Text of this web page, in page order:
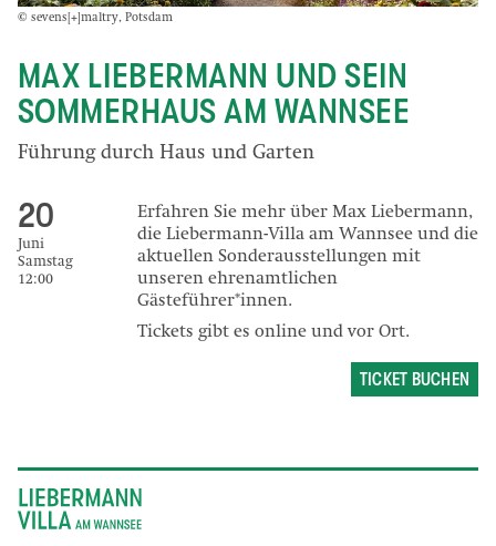
© sevens[+]maltry, Potsdam
MAX LIEBERMANN UND SEIN
SOMMERHAUS AM WANNSEE
Führung durch Haus und Garten
Erfahren Sie mehr über Max Liebermann,
die Liebermann-Villa am Wannsee und die
aktuellen Sonderausstellungen mit
unseren ehrenamtlichen
Gästeführer*innen.
Tickets gibt es online und vor Ort.
20
Juni
Samstag
12:00
TICKET BUCHEN